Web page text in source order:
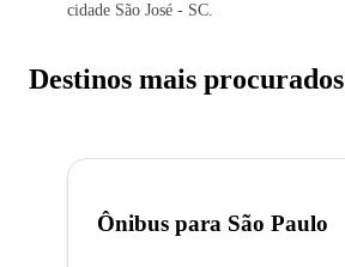
cidade São José - SC.
Destinos mais procurados
Ônibus para São Paulo